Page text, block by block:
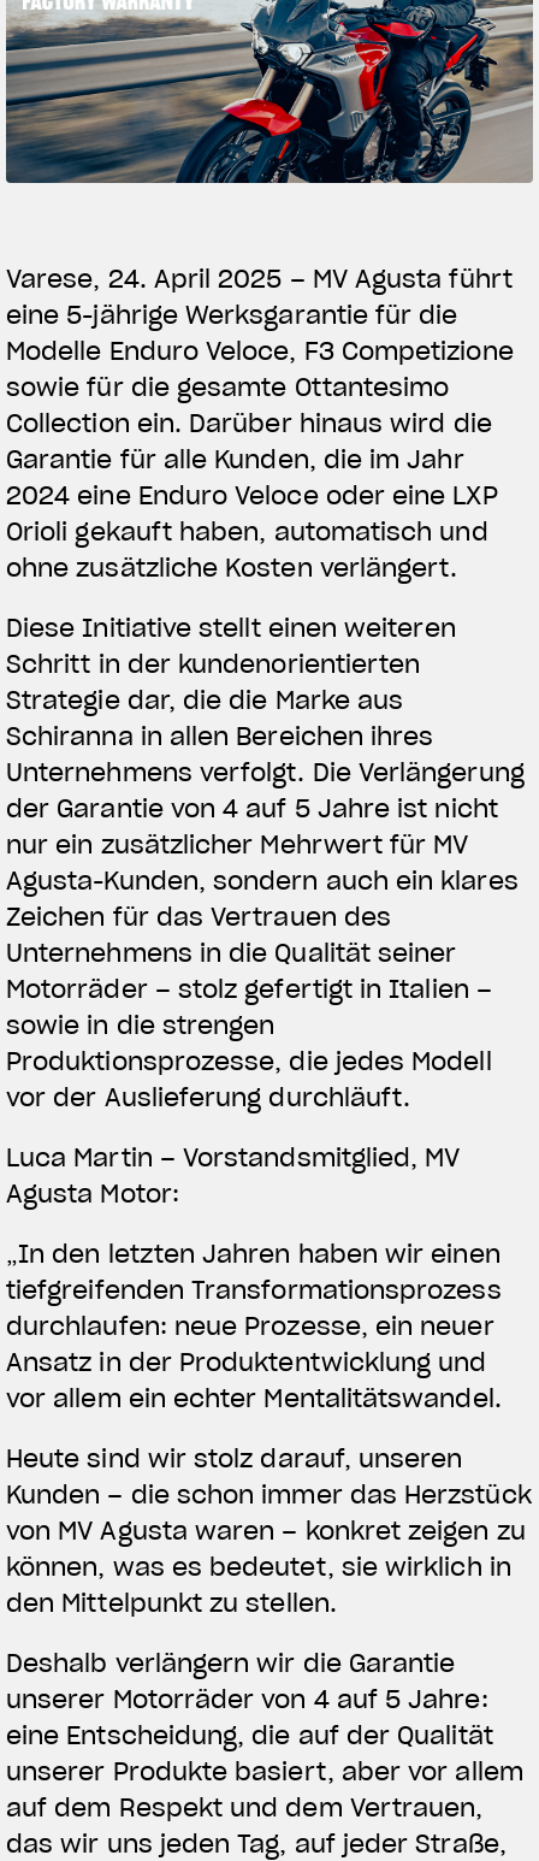
TITANIO COMING SOON
SUPERVELOCE ARSHAM
Follow Us
INSTAGRAM
YOUTUBE
BEKLEIDUNG
Zeigen Sie, was Sie fahren
Varese, 24. April 2025 – MV Agusta führt
eine 5-jährige Werksgarantie für die
Modelle Enduro Veloce, F3 Competizione
sowie für die gesamte Ottantesimo
Collection ein. Darüber hinaus wird die
Garantie für alle Kunden, die im Jahr
2024 eine Enduro Veloce oder eine LXP
Orioli gekauft haben, automatisch und
ohne zusätzliche Kosten verlängert.
Diese Initiative stellt einen weiteren
Schritt in der kundenorientierten
Strategie dar, die die Marke aus
Schiranna in allen Bereichen ihres
Unternehmens verfolgt. Die Verlängerung
der Garantie von 4 auf 5 Jahre ist nicht
nur ein zusätzlicher Mehrwert für MV
Agusta-Kunden, sondern auch ein klares
Zeichen für das Vertrauen des
Unternehmens in die Qualität seiner
Motorräder – stolz gefertigt in Italien –
sowie in die strengen
Produktionsprozesse, die jedes Modell
vor der Auslieferung durchläuft.
Luca Martin – Vorstandsmitglied, MV
Agusta Motor:
„In den letzten Jahren haben wir einen
tiefgreifenden Transformationsprozess
durchlaufen: neue Prozesse, ein neuer
Ansatz in der Produktentwicklung und
vor allem ein echter Mentalitätswandel.
Heute sind wir stolz darauf, unseren
Kunden – die schon immer das Herzstück
von MV Agusta waren – konkret zeigen zu
können, was es bedeutet, sie wirklich in
den Mittelpunkt zu stellen.
Deshalb verlängern wir die Garantie
unserer Motorräder von 4 auf 5 Jahre:
eine Entscheidung, die auf der Qualität
unserer Produkte basiert, aber vor allem
auf dem Respekt und dem Vertrauen,
das wir uns jeden Tag, auf jeder Straße,